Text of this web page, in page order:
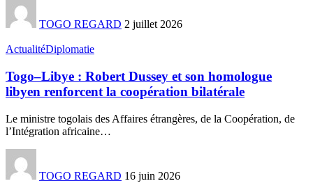
TOGO REGARD 2 juillet 2026
ActualitéDiplomatie
Togo–Libye : Robert Dussey et son homologue
libyen renforcent la coopération bilatérale
Le ministre togolais des Affaires étrangères, de la Coopération, de
l’Intégration africaine…
TOGO REGARD 16 juin 2026